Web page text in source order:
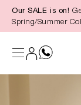
content
Our SALE is on!
Spring/Summer